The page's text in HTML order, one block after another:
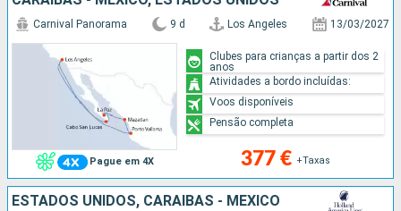
Pague em 4X
Carnival Panorama 9 d Los Angeles 13/03/2027
377 € +Taxas
Clubes para crianças a partir dos 2
anos
Atividades a bordo incluídas:
Voos disponíveis
Pensão completa
ESTADOS UNIDOS, CARAIBAS - MEXICO